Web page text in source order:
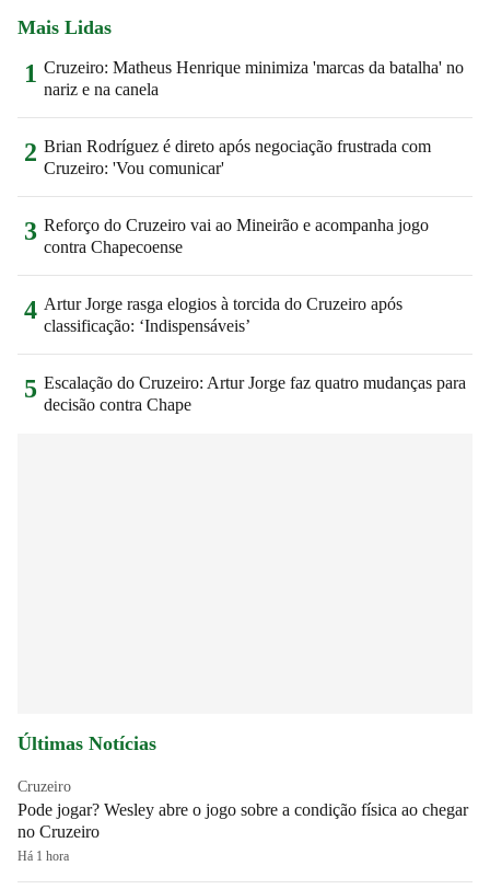
Mais Lidas
1 Cruzeiro: Matheus Henrique minimiza 'marcas da batalha' no
nariz e na canela
2 Brian Rodríguez é direto após negociação frustrada com
Cruzeiro: 'Vou comunicar'
3 Reforço do Cruzeiro vai ao Mineirão e acompanha jogo
contra Chapecoense
4 Artur Jorge rasga elogios à torcida do Cruzeiro após
classificação: ‘Indispensáveis’
5 Escalação do Cruzeiro: Artur Jorge faz quatro mudanças para
decisão contra Chape
Últimas Notícias
Cruzeiro
Pode jogar? Wesley abre o jogo sobre a condição física ao chegar
no Cruzeiro
Há 1 hora